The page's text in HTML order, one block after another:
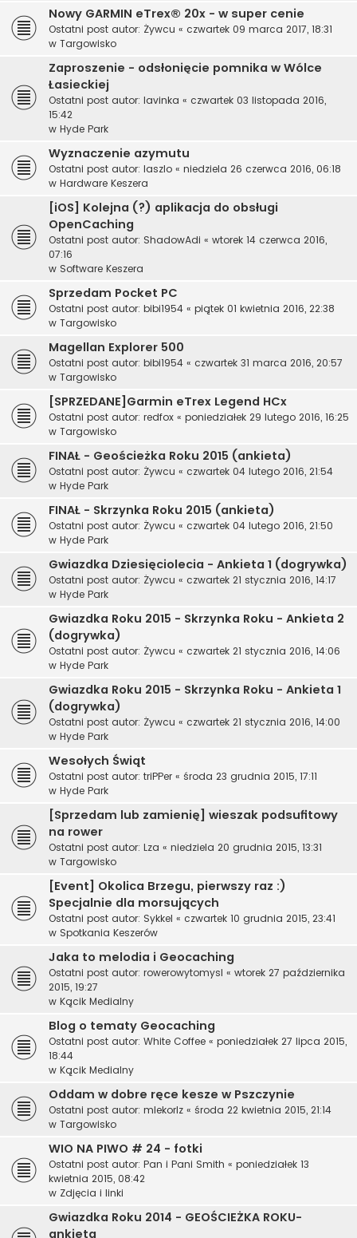
Nowy GARMIN eTrex® 20x - w super cenie
Ostatni post autor: Żywcu « czwartek 09 marca 2017, 18:31
w Targowisko
Zaproszenie - odsłonięcie pomnika w Wólce
Łasieckiej
Ostatni post autor: lavinka « czwartek 03 listopada 2016,
15:42
w Hyde Park
Wyznaczenie azymutu
Ostatni post autor: laszlo « niedziela 26 czerwca 2016, 06:18
w Hardware Keszera
[iOS] Kolejna (?) aplikacja do obsługi
OpenCaching
Ostatni post autor: ShadowAdi « wtorek 14 czerwca 2016,
07:16
w Software Keszera
Sprzedam Pocket PC
Ostatni post autor: bibi1954 « piątek 01 kwietnia 2016, 22:38
w Targowisko
Magellan Explorer 500
Ostatni post autor: bibi1954 « czwartek 31 marca 2016, 20:57
w Targowisko
[SPRZEDANE]Garmin eTrex Legend HCx
Ostatni post autor: redfox « poniedziałek 29 lutego 2016, 16:25
w Targowisko
FINAŁ - Geościeżka Roku 2015 (ankieta)
Ostatni post autor: Żywcu « czwartek 04 lutego 2016, 21:54
w Hyde Park
FINAŁ - Skrzynka Roku 2015 (ankieta)
Ostatni post autor: Żywcu « czwartek 04 lutego 2016, 21:50
w Hyde Park
Gwiazdka Dziesięciolecia - Ankieta 1 (dogrywka)
Ostatni post autor: Żywcu « czwartek 21 stycznia 2016, 14:17
w Hyde Park
Gwiazdka Roku 2015 - Skrzynka Roku - Ankieta 2
(dogrywka)
Ostatni post autor: Żywcu « czwartek 21 stycznia 2016, 14:06
w Hyde Park
Gwiazdka Roku 2015 - Skrzynka Roku - Ankieta 1
(dogrywka)
Ostatni post autor: Żywcu « czwartek 21 stycznia 2016, 14:00
w Hyde Park
Wesołych Świąt
Ostatni post autor: triPPer « środa 23 grudnia 2015, 17:11
w Hyde Park
[Sprzedam lub zamienię] wieszak podsufitowy
na rower
Ostatni post autor: Lza « niedziela 20 grudnia 2015, 13:31
w Targowisko
[Event] Okolica Brzegu, pierwszy raz :)
Specjalnie dla morsujących
Ostatni post autor: Sykkel « czwartek 10 grudnia 2015, 23:41
w Spotkania Keszerów
Jaka to melodia i Geocaching
Ostatni post autor: rowerowytomysl « wtorek 27 października
2015, 19:27
w Kącik Medialny
Blog o tematy Geocaching
Ostatni post autor: White Coffee « poniedziałek 27 lipca 2015,
18:44
w Kącik Medialny
Oddam w dobre ręce kesze w Pszczynie
Ostatni post autor: mlekorlz « środa 22 kwietnia 2015, 21:14
w Targowisko
WIO NA PIWO # 24 - fotki
Ostatni post autor: Pan i Pani Smith « poniedziałek 13
kwietnia 2015, 08:42
w Zdjęcia i linki
Gwiazdka Roku 2014 - GEOŚCIEŻKA ROKU-
ankieta